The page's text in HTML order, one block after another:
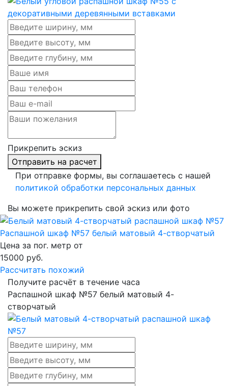
Прикрепить эскиз
Отправить на расчет
При отправке формы, вы соглашаетесь с нашей
политикой обработки персональных данных
Вы можете прикрепить свой эскиз или фото
Распашной шкаф №57 белый матовый 4-створчатый
Цена за пог. метр от
15000 руб.
Рассчитать похожий
Получите расчёт в течение часа
Распашной шкаф №57 белый матовый 4-
створчатый